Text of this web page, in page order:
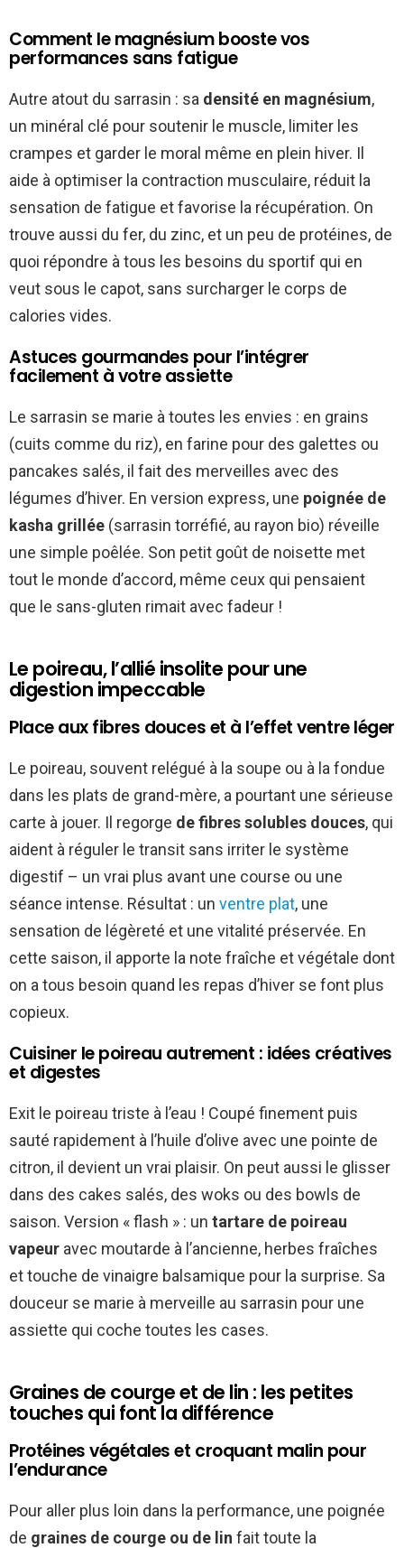
Comment le magnésium booste vos
performances sans fatigue
Autre atout du sarrasin : sa densité en magnésium,
un minéral clé pour soutenir le muscle, limiter les
crampes et garder le moral même en plein hiver. Il
aide à optimiser la contraction musculaire, réduit la
sensation de fatigue et favorise la récupération. On
trouve aussi du fer, du zinc, et un peu de protéines, de
quoi répondre à tous les besoins du sportif qui en
veut sous le capot, sans surcharger le corps de
calories vides.
Astuces gourmandes pour l’intégrer
facilement à votre assiette
Le sarrasin se marie à toutes les envies : en grains
(cuits comme du riz), en farine pour des galettes ou
pancakes salés, il fait des merveilles avec des
légumes d’hiver. En version express, une poignée de
kasha grillée (sarrasin torréfié, au rayon bio) réveille
une simple poêlée. Son petit goût de noisette met
tout le monde d’accord, même ceux qui pensaient
que le sans-gluten rimait avec fadeur !
Le poireau, l’allié insolite pour une
digestion impeccable
Place aux fibres douces et à l’effet ventre léger
Le poireau, souvent relégué à la soupe ou à la fondue
dans les plats de grand-mère, a pourtant une sérieuse
carte à jouer. Il regorge de fibres solubles douces, qui
aident à réguler le transit sans irriter le système
digestif – un vrai plus avant une course ou une
séance intense. Résultat : un ventre plat, une
sensation de légèreté et une vitalité préservée. En
cette saison, il apporte la note fraîche et végétale dont
on a tous besoin quand les repas d’hiver se font plus
copieux.
Cuisiner le poireau autrement : idées créatives
et digestes
Exit le poireau triste à l’eau ! Coupé finement puis
sauté rapidement à l’huile d’olive avec une pointe de
citron, il devient un vrai plaisir. On peut aussi le glisser
dans des cakes salés, des woks ou des bowls de
saison. Version « flash » : un tartare de poireau
vapeur avec moutarde à l’ancienne, herbes fraîches
et touche de vinaigre balsamique pour la surprise. Sa
douceur se marie à merveille au sarrasin pour une
assiette qui coche toutes les cases.
Graines de courge et de lin : les petites
touches qui font la différence
Protéines végétales et croquant malin pour
l’endurance
Pour aller plus loin dans la performance, une poignée
de graines de courge ou de lin fait toute la